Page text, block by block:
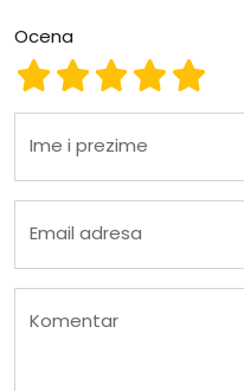
Ocena
Ocena 4
Ocena 3
Ocena 2
Ocena 1
Ime i prezime
Email adresa
Komentar